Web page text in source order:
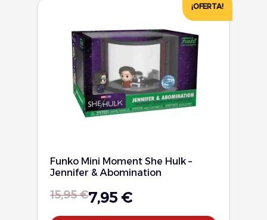
¡OFERTA!
Funko Mini Moment She Hulk –
Jennifer & Abomination
15,95€7,95 €